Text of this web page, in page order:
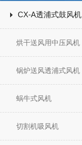
CX-A透浦式鼓风机
烘干送风用中压风机
锅炉送风透浦式风机
蜗牛式风机
切割机吸风机